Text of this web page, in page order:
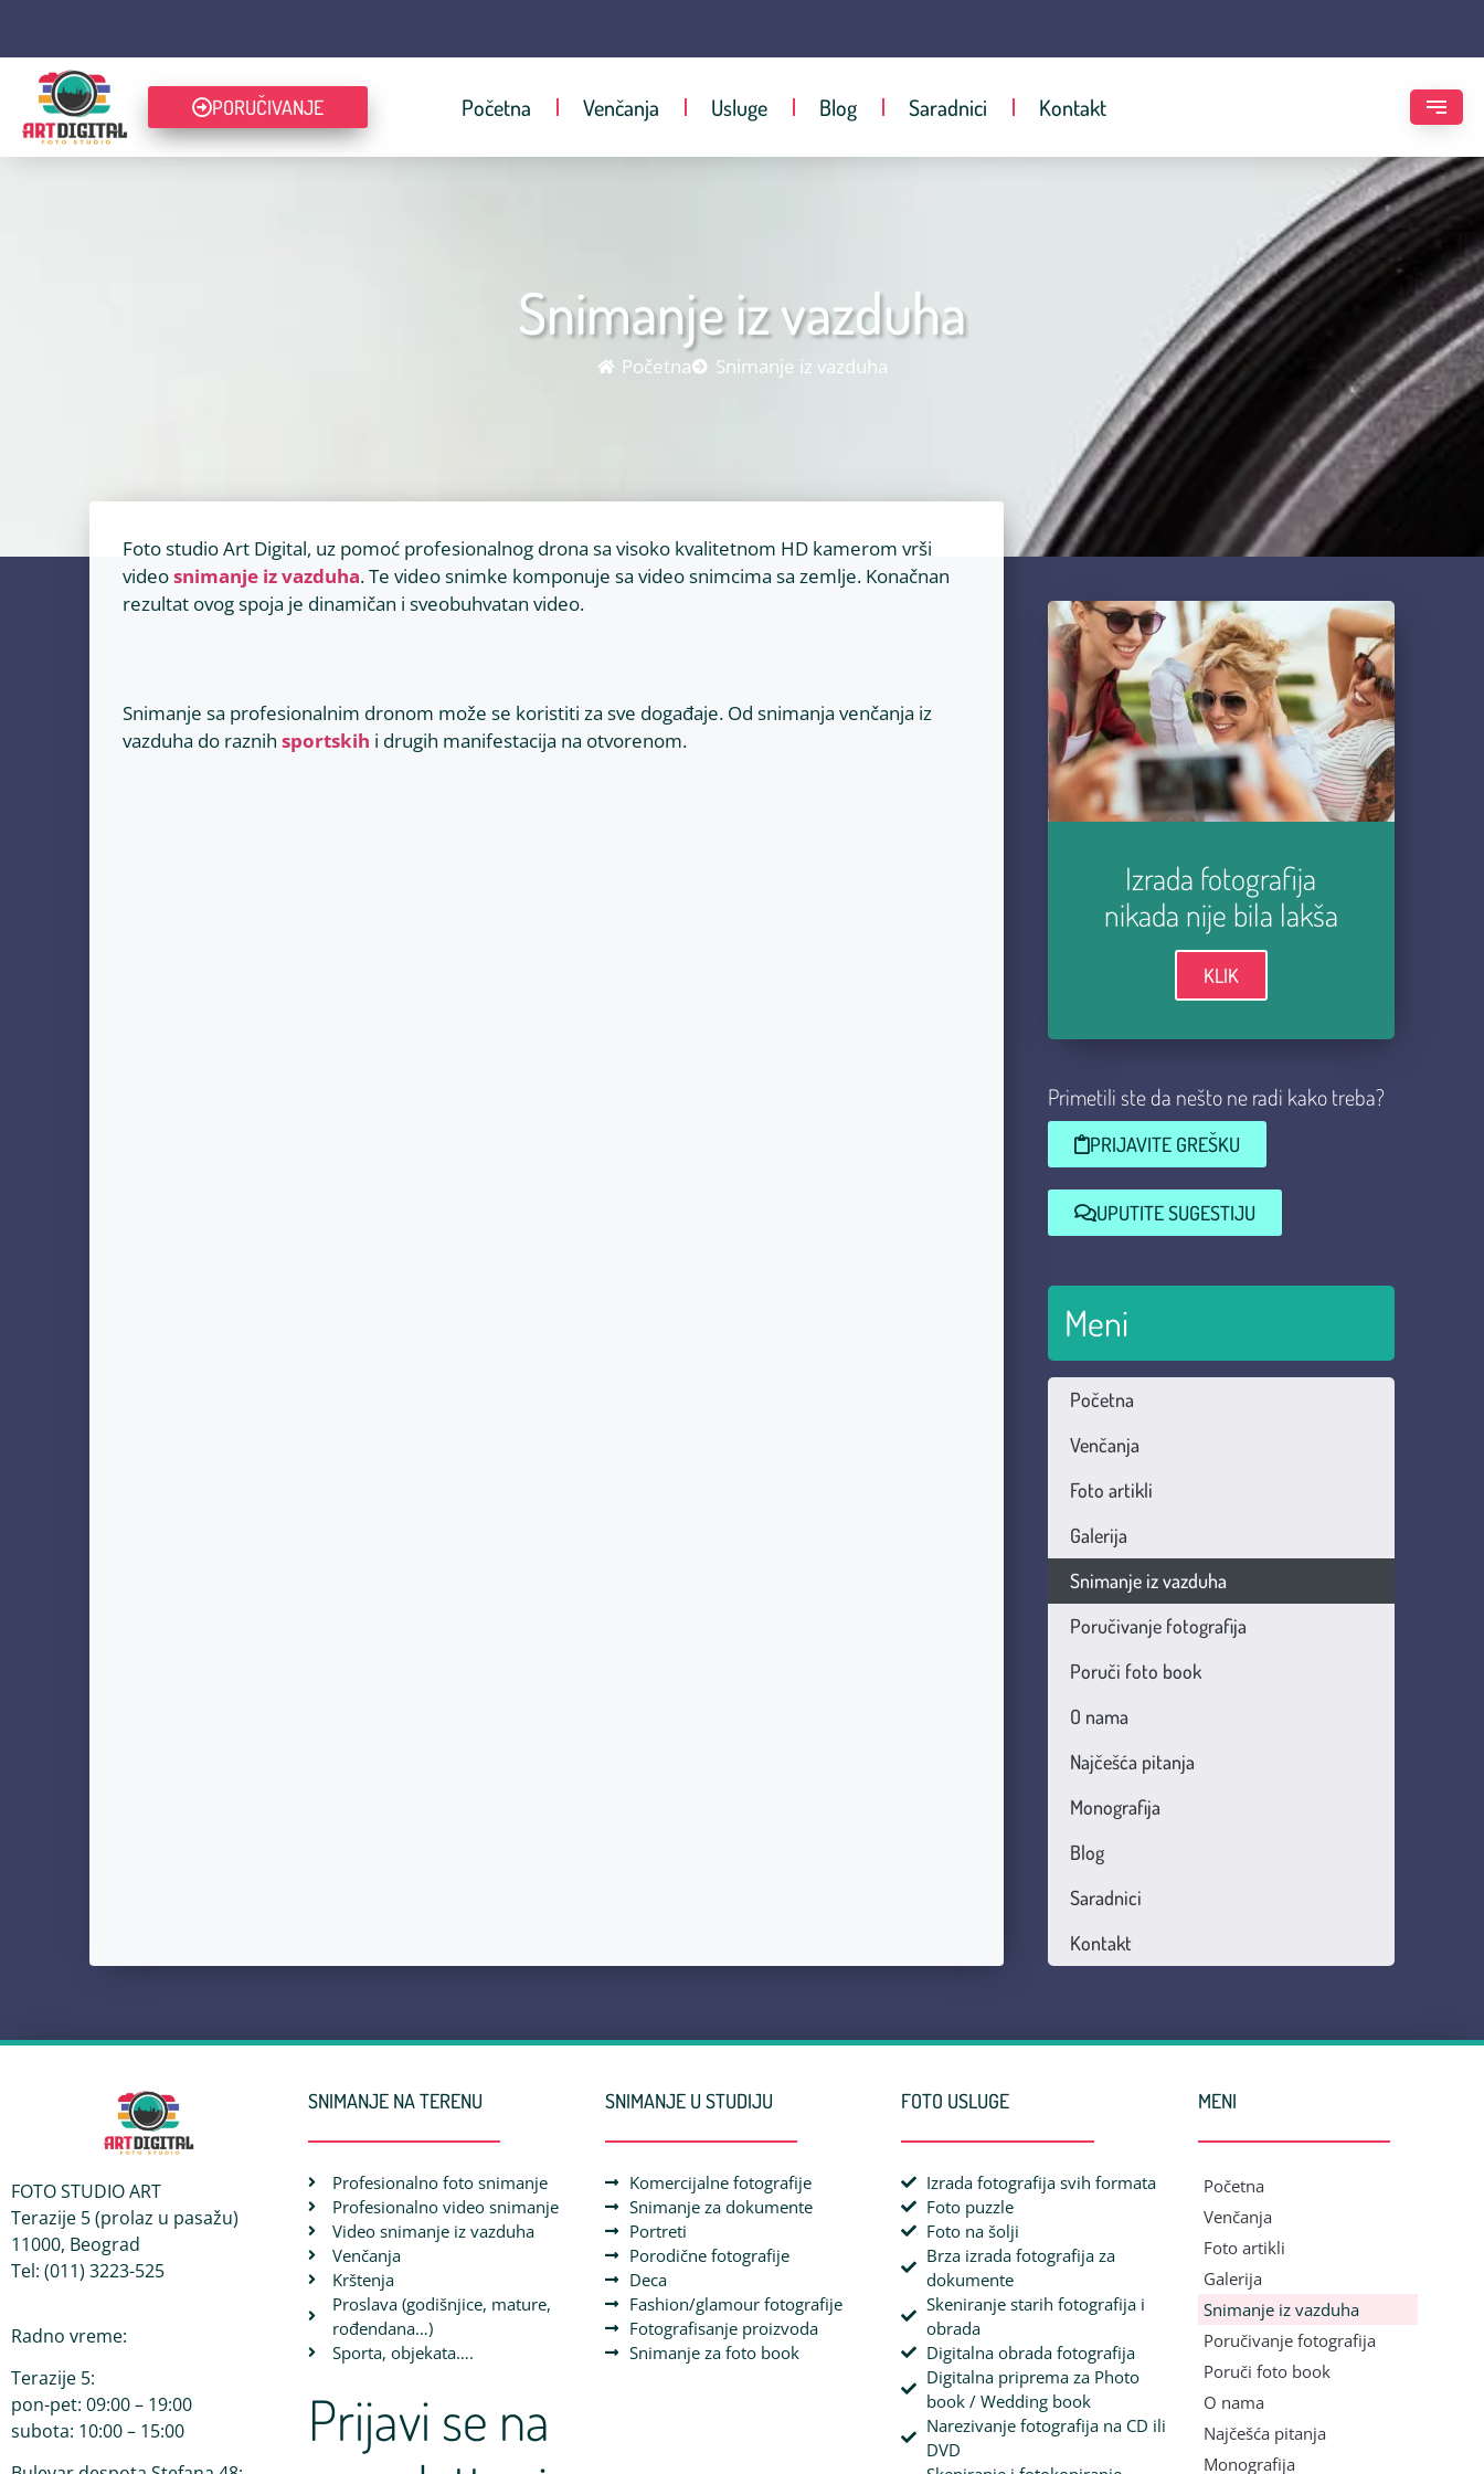
PORUČIVANJE Početna Venčanja Usluge Blog Saradnici Kontakt
Snimanje iz vazduha
Početna Snimanje iz vazduha
Foto studio Art Digital, uz pomoć profesionalnog drona sa visoko kvalitetnom HD kamerom vrši
videosnimanje iz vazduha. Te video snimke komponuje sa video snimcima sa zemlje. Konačnan
rezultat ovog spoja je dinamičan i sveobuhvatan video.
Snimanje sa profesionalnim dronom može se koristiti za sve događaje. Od snimanja venčanja iz
vazduha do raznih sportskih i drugih manifestacija na otvorenom.
Izrada fotografija
nikada nije bila lakša
KLIK
Primetili ste da nešto ne radi kako treba?
PRIJAVITE GREŠKU
UPUTITE SUGESTIJU
Meni
Početna
Venčanja
Foto artikli
Galerija
Snimanje iz vazduha
Poručivanje fotografija
Poruči foto book
O nama
Najčešća pitanja
Monografija
Blog
Saradnici
Kontakt
FOTO STUDIO ART
Terazije 5 (prolaz u pasažu)
11000, Beograd
Tel: (011) 3223-525
Radno vreme:
Terazije 5:
pon-pet: 09:00 – 19:00
subota: 10:00 – 15:00
SNIMANJE NA TERENU
Profesionalno foto snimanje
Profesionalno video snimanje
Video snimanje iz vazduha
Venčanja
Krštenja
Proslava (godišnjice, mature,
rođendana…)
Sporta, objekata….
Prijavi se na
SNIMANJE U STUDIJU
Komercijalne fotografije
Snimanje za dokumente
Portreti
Porodične fotografije
Deca
Fashion/glamour fotografije
Fotografisanje proizvoda
Snimanje za foto book
FOTO USLUGE
Izrada fotografija svih formata
Foto puzzle
Foto na šolji
Brza izrada fotografija za
dokumente
Skeniranje starih fotografija i
obrada
Digitalna obrada fotografija
Digitalna priprema za Photo
book / Wedding book
Narezivanje fotografija na CD ili
DVD
MENI
Početna
Venčanja
Foto artikli
Galerija
Snimanje iz vazduha
Poručivanje fotografija
Poruči foto book
O nama
Najčešća pitanja
Monografija